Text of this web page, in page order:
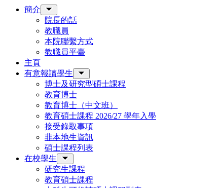
簡介
院長的話
教職員
本院聯繫方式
教職員平臺
主頁
有意報讀學生
博士及研究型碩士課程
教育博士
教育博士（中文班）
教育碩士課程 2026/27 學年入學
接受錄取事項
非本地生資訊
碩士課程列表
在校學生
研究生課程
教育碩士課程